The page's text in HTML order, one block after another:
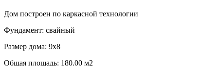
Дом построен по каркасной технологии
Фундамент: свайный
Размер дома: 9х8
Общая площадь: 180.00 м2